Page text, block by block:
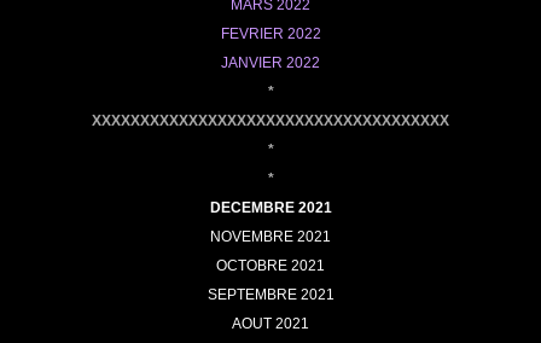
MARS 2022
FEVRIER 2022
JANVIER 2022
*
XXXXXXXXXXXXXXXXXXXXXXXXXXXXXXXXXXXXX
*
*
DECEMBRE 2021
NOVEMBRE 2021
OCTOBRE 2021
SEPTEMBRE 2021
AOUT 2021